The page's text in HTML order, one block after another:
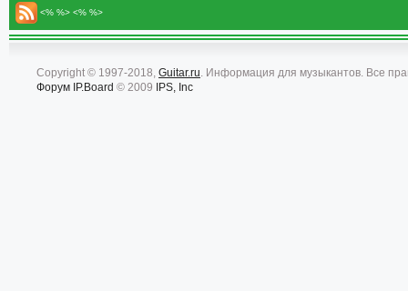
<% %> <% %>
Copyright © 1997-2018, Guitar.ru. Информация для музыкантов. Все
Форум IP.Board © 2009 IPS, Inc